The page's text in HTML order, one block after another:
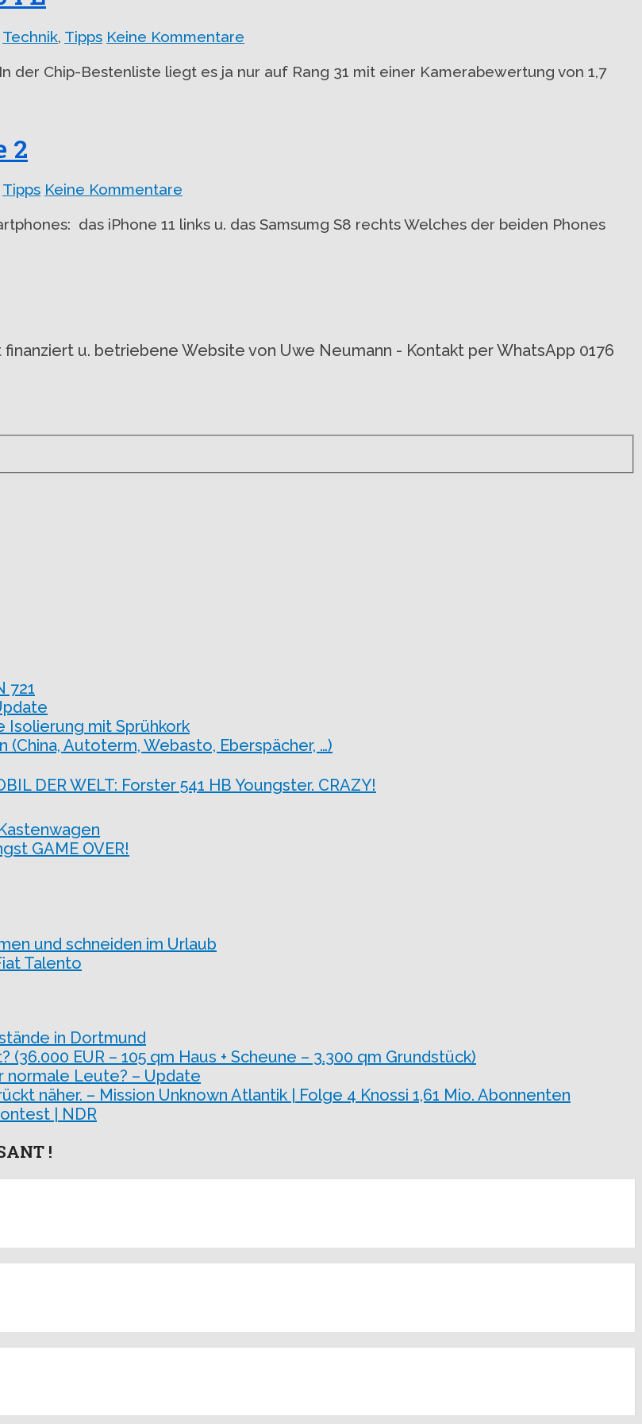
Technik, Tipps Keine Kommentare
der Chip-Bestenliste liegt es ja nur auf Rang 31 mit einer Kamerabewertung von 1,7
2
Tipps Keine Kommentare
das iPhone 11 links u. das Samsumg S8 rechts Welches der beiden Phones
u. betriebene Website von Uwe Neumann - Kontakt per WhatsApp 0176
721
Isolierung mit Sprühkork
Autoterm, Webasto, Eberspächer, …)
DER WELT: Forster 541 HB Youngster. CRAZY!
GAME OVER!
und schneiden im Urlaub
Talento
in Dortmund
EUR – 105 qm Haus + Scheune – 3.300 qm Grundstück)
normale Leute? – Update
näher. – Mission Unknown Atlantik | Folge 4 Knossi 1,61 Mio. Abonnenten
| NDR
!